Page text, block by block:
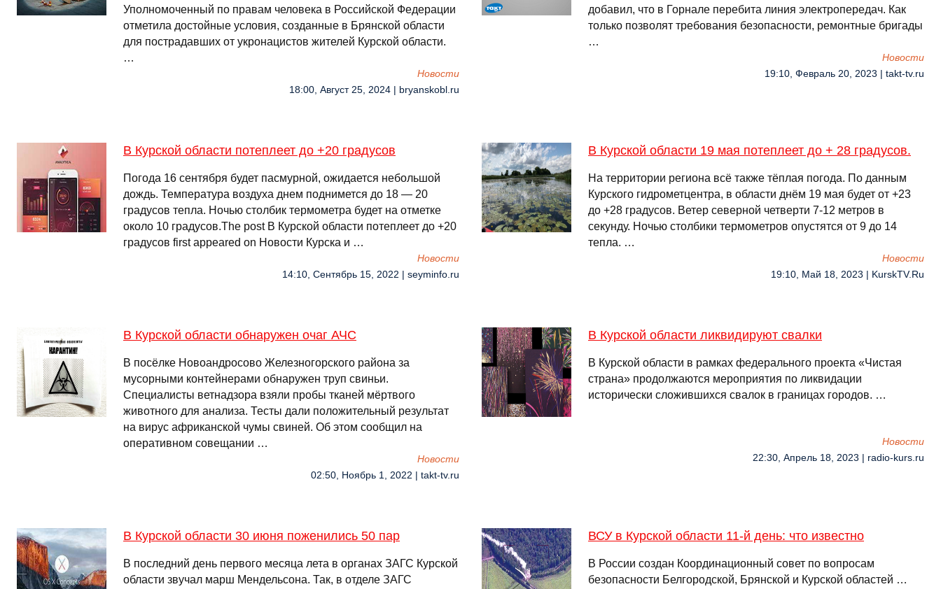
Уполномоченный по правам человека в Российской Федерации
отметила достойные условия, созданные в Брянской области
для пострадавших от укронацистов жителей Курской области.
…
Новости
18:00, Август 25, 2024 | bryanskobl.ru
добавил, что в Горнале перебита линия электропередач. Как
только позволят требования безопасности, ремонтные бригады
…
Новости
19:10, Февраль 20, 2023 | takt-tv.ru
В Курской области потеплеет до +20 градусов
Погода 16 сентября будет пасмурной, ожидается небольшой
дождь. Температура воздуха днем поднимется до 18 — 20
градусов тепла. Ночью столбик термометра будет на отметке
около 10 градусов.The post В Курской области потеплеет до +20
градусов first appeared on Новости Курска и …
Новости
14:10, Сентябрь 15, 2022 | seyminfo.ru
В Курской области 19 мая потеплеет до + 28 градусов.
На территории региона всё также тёплая погода. По данным
Курского гидрометцентра, в области днём 19 мая будет от +23
до +28 градусов. Ветер северной четверти 7-12 метров в
секунду. Ночью столбики термометров опустятся от 9 до 14
тепла. …
Новости
19:10, Май 18, 2023 | KurskTV.Ru
В Курской области обнаружен очаг АЧС
В посёлке Новоандросово Железногорского района за
мусорными контейнерами обнаружен труп свиньи.
Специалисты ветнадзора взяли пробы тканей мёртвого
животного для анализа. Тесты дали положительный результат
на вирус африканской чумы свиней. Об этом сообщил на
оперативном совещании …
Новости
02:50, Ноябрь 1, 2022 | takt-tv.ru
В Курской области ликвидируют свалки
В Курской области в рамках федерального проекта «Чистая
страна» продолжаются мероприятия по ликвидации
исторически сложившихся свалок в границах городов. …
Новости
22:30, Апрель 18, 2023 | radio-kurs.ru
В Курской области 30 июня поженились 50 пар
В последний день первого месяца лета в органах ЗАГС Курской
области звучал марш Мендельсона. Так, в отделе ЗАГС
ВСУ в Курской области 11-й день: что известно
В России создан Координационный совет по вопросам
безопасности Белгородской, Брянской и Курской областей …